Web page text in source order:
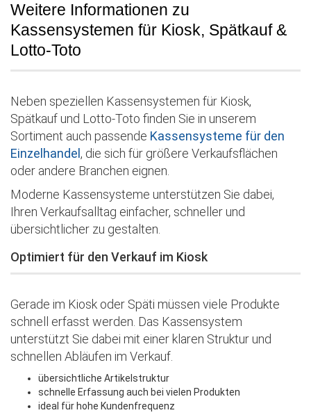
Weitere Informationen zu
Kassensystemen für Kiosk, Spätkauf &
Lotto-Toto
Neben speziellen Kassensystemen für Kiosk,
Spätkauf und Lotto-Toto finden Sie in unserem
Sortiment auch passende Kassensysteme für den
Einzelhandel , die sich für größere Verkaufsflächen
oder andere Branchen eignen.
Moderne Kassensysteme unterstützen Sie dabei,
Ihren Verkaufsalltag einfacher, schneller und
übersichtlicher zu gestalten.
Optimiert für den Verkauf im Kiosk
Gerade im Kiosk oder Späti müssen viele Produkte
schnell erfasst werden. Das Kassensystem
unterstützt Sie dabei mit einer klaren Struktur und
schnellen Abläufen im Verkauf.
übersichtliche Artikelstruktur
schnelle Erfassung auch bei vielen Produkten
ideal für hohe Kundenfrequenz